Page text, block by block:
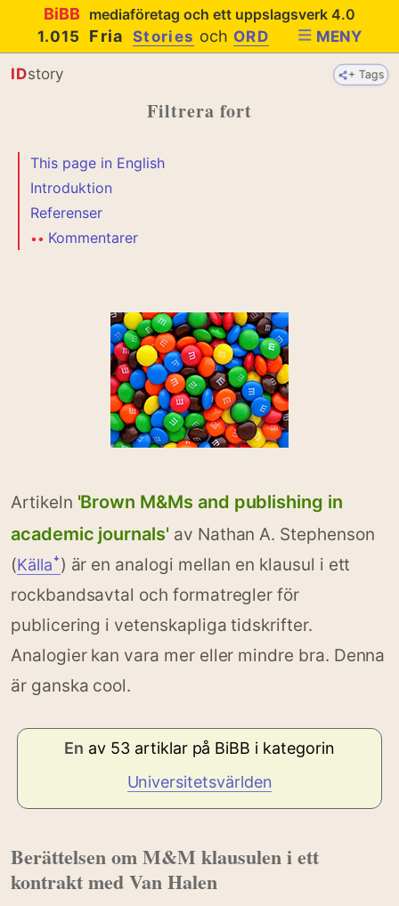
BiBB mediaföretag och ett uppslagsverk 4.0
1.015
FriaStories och ORD MENY
+ Tags
IDstory
Filtrera fort
This page in English
Introduktion
Referenser
•• Kommentarer
Artikeln 'Brown M&Ms and publishing in
academic journals' av Nathan A. Stephenson
(Källaꜜ) är en analogi mellan en klausul i ett
rockbandsavtal och formatregler för
publicering i vetenskapliga tidskrifter.
Analogier kan vara mer eller mindre bra. Denna
är ganska cool.
En av 53 artiklar på BiBB i kategorin
Universitetsvärlden
Berättelsen om M&M klausulen i ett
kontrakt med Van Halen